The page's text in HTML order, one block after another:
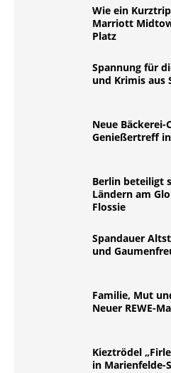
Wie ein
Marriott
Platz
Spannung für
und Krimis aus
Neue Bäckerei-
Genießertreff
Berlin beteiligt
Ländern am
Flossie
Spandauer
und
Familie, Mut
Neuer REWE-
Kieztrödel
in Marienfelde-